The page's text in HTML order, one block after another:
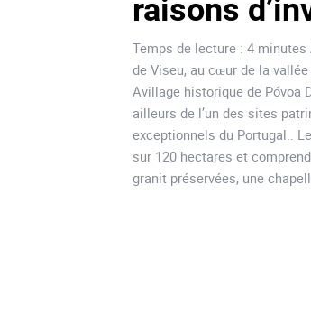
raisons
Temps de lecture : 4
de Viseu, au cœur de la
Avillage historique de Póvoa
ailleurs de l’un des sites
exceptionnels du Portugal..
sur 120 hectares et
granit préservées, une